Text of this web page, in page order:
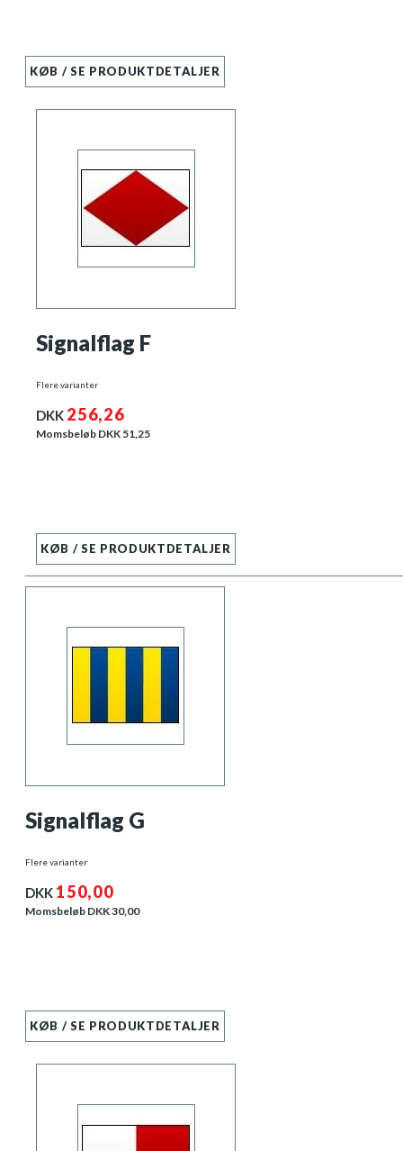
KØB / SE PRODUKTDETALJER
Signalflag F
Flere varianter
DKK 256,26
Momsbeløb DKK 51,25
KØB / SE PRODUKTDETALJER
Signalflag G
Flere varianter
DKK 150,00
Momsbeløb DKK30,00
KØB / SE PRODUKTDETALJER